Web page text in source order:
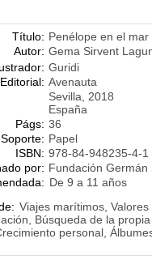
Título: Penélope en el mar
Autor: Gema Sirvent
Guridi
Editorial: Avenauta
Sevilla, 2018
España
Págs: 36
Soporte: Papel
ISBN: 978-84-948235-4-1
por: Fundación Germán
De 9 a 11 años
Viajes marítimos, Valores
Búsqueda de la
personal,